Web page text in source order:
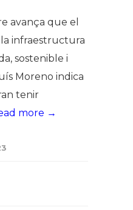
avança que el
infraestructura
sostenible i
Moreno indica
tenir
more →